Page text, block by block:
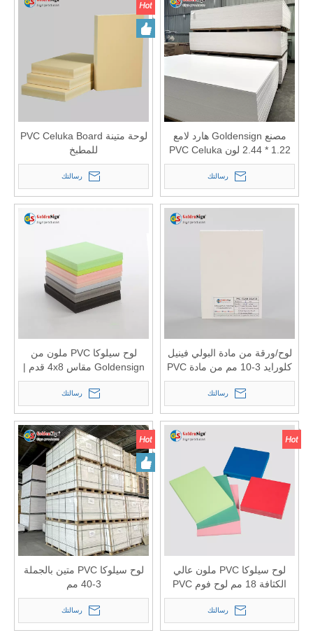
مصنع Goldensign هارد لامع
1.22 * 2.44 لون PVC Celuka
Board لوح رغوة PVC
رسالتك
لوحة متينة PVC Celuka Board
للمطبخ
رسالتك
لوح/ورقة من مادة البولي فينيل
كلورايد 3-10 مم من مادة PVC
الرغوية
رسالتك
لوح سيلوكا PVC ملون من
Goldensign مقاس 4x8 قدم |
الشركة المصنعة لألواح الرغوة
البلاستيكية بالجملة
رسالتك
لوح سيلوكا PVC ملون عالي
الكثافة 18 مم لوح فوم PVC
رسالتك
لوح سيلوكا PVC متين بالجملة
3-40 مم
رسالتك